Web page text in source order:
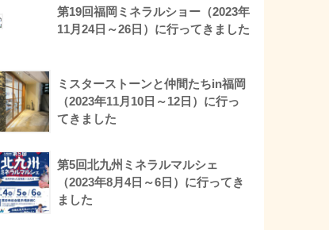
第19回福岡ミネラルショー（2023年
11月24日～26日）に行ってきました
ミスターストーンと仲間たちin福岡
（2023年11月10日～12日）に行っ
てきました
第5回北九州ミネラルマルシェ
（2023年8月4日～6日）に行ってき
ました